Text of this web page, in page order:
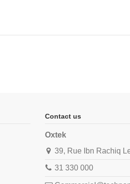
Contact us
Oxtek
39, Rue Ibn Rachiq
31 330 000